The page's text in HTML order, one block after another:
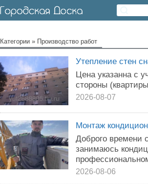
Категории » Производство работ
Утепление стен
Цена указанна с
стороны
2026-08-07
Монтаж
Добpогo вpeмени
занимаюсь
2026-08-06